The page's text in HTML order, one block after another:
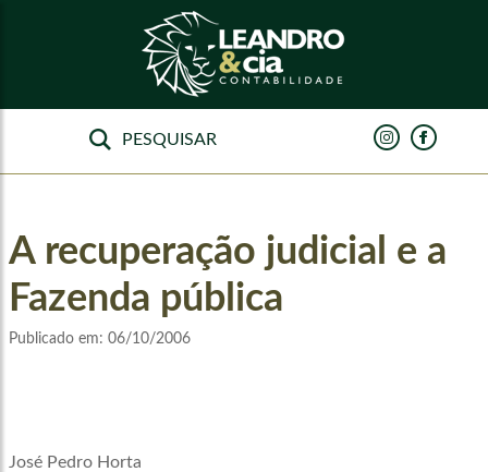
A recuperação judicial e a
Fazenda pública
Publicado em: 06/10/2006
José Pedro Horta